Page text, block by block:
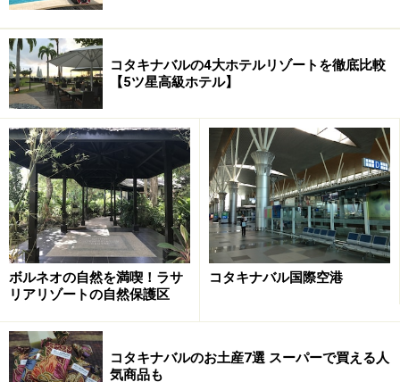
大学内のモスク。金曜日のお昼はイスラム教徒がモスクにお
祈りに行く日なので、モスク周辺は渋滞したり、役所やオフ
ィスも金曜日は長めのお昼休みになります。
コタキナバルのあるサバ州では純粋なマレー民族の割合
は少なく、一言にイスラム教徒といっても、フィリピン
をルーツとし「海の民」とよばれるバジャウ族やブルネ
イ王国ルーツのブルネイ族、ビサヤ族など多くの民族で
構成されています。生活様式はそれぞれの民族、集落ご
とに異なりますが、同じイスラムの教えを共有していま
す。
イスラム教といえば、豚肉やお酒がNG、断食月（ラマダ
ン）の間は太陽が出ている間は一切食事をとらない、一
日5回のお祈り、婚前交渉禁止、女性は髪や肌の露出禁
コタキナバルの4大ホテルリゾートを徹底比較
【5ツ星高級ホテル】
ボルネオの自然を満喫！ラサ
リアリゾートの自然保護区
コタキナバル国際空港
コタキナバルのお土産7選 スーパーで買える人
気商品も